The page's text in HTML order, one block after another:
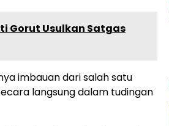
Gorut Usulkan Satgas
imbauan dari salah satu
langsung dalam tudingan